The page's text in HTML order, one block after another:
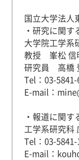
国立大学法人
・研究に関す
大学院工学系
教授 峯松 信
研究員 高橋
Tel：03-5841-
E-mail：
・報道に関す
工学系研究科
Tel：03-5841-
E-mail：